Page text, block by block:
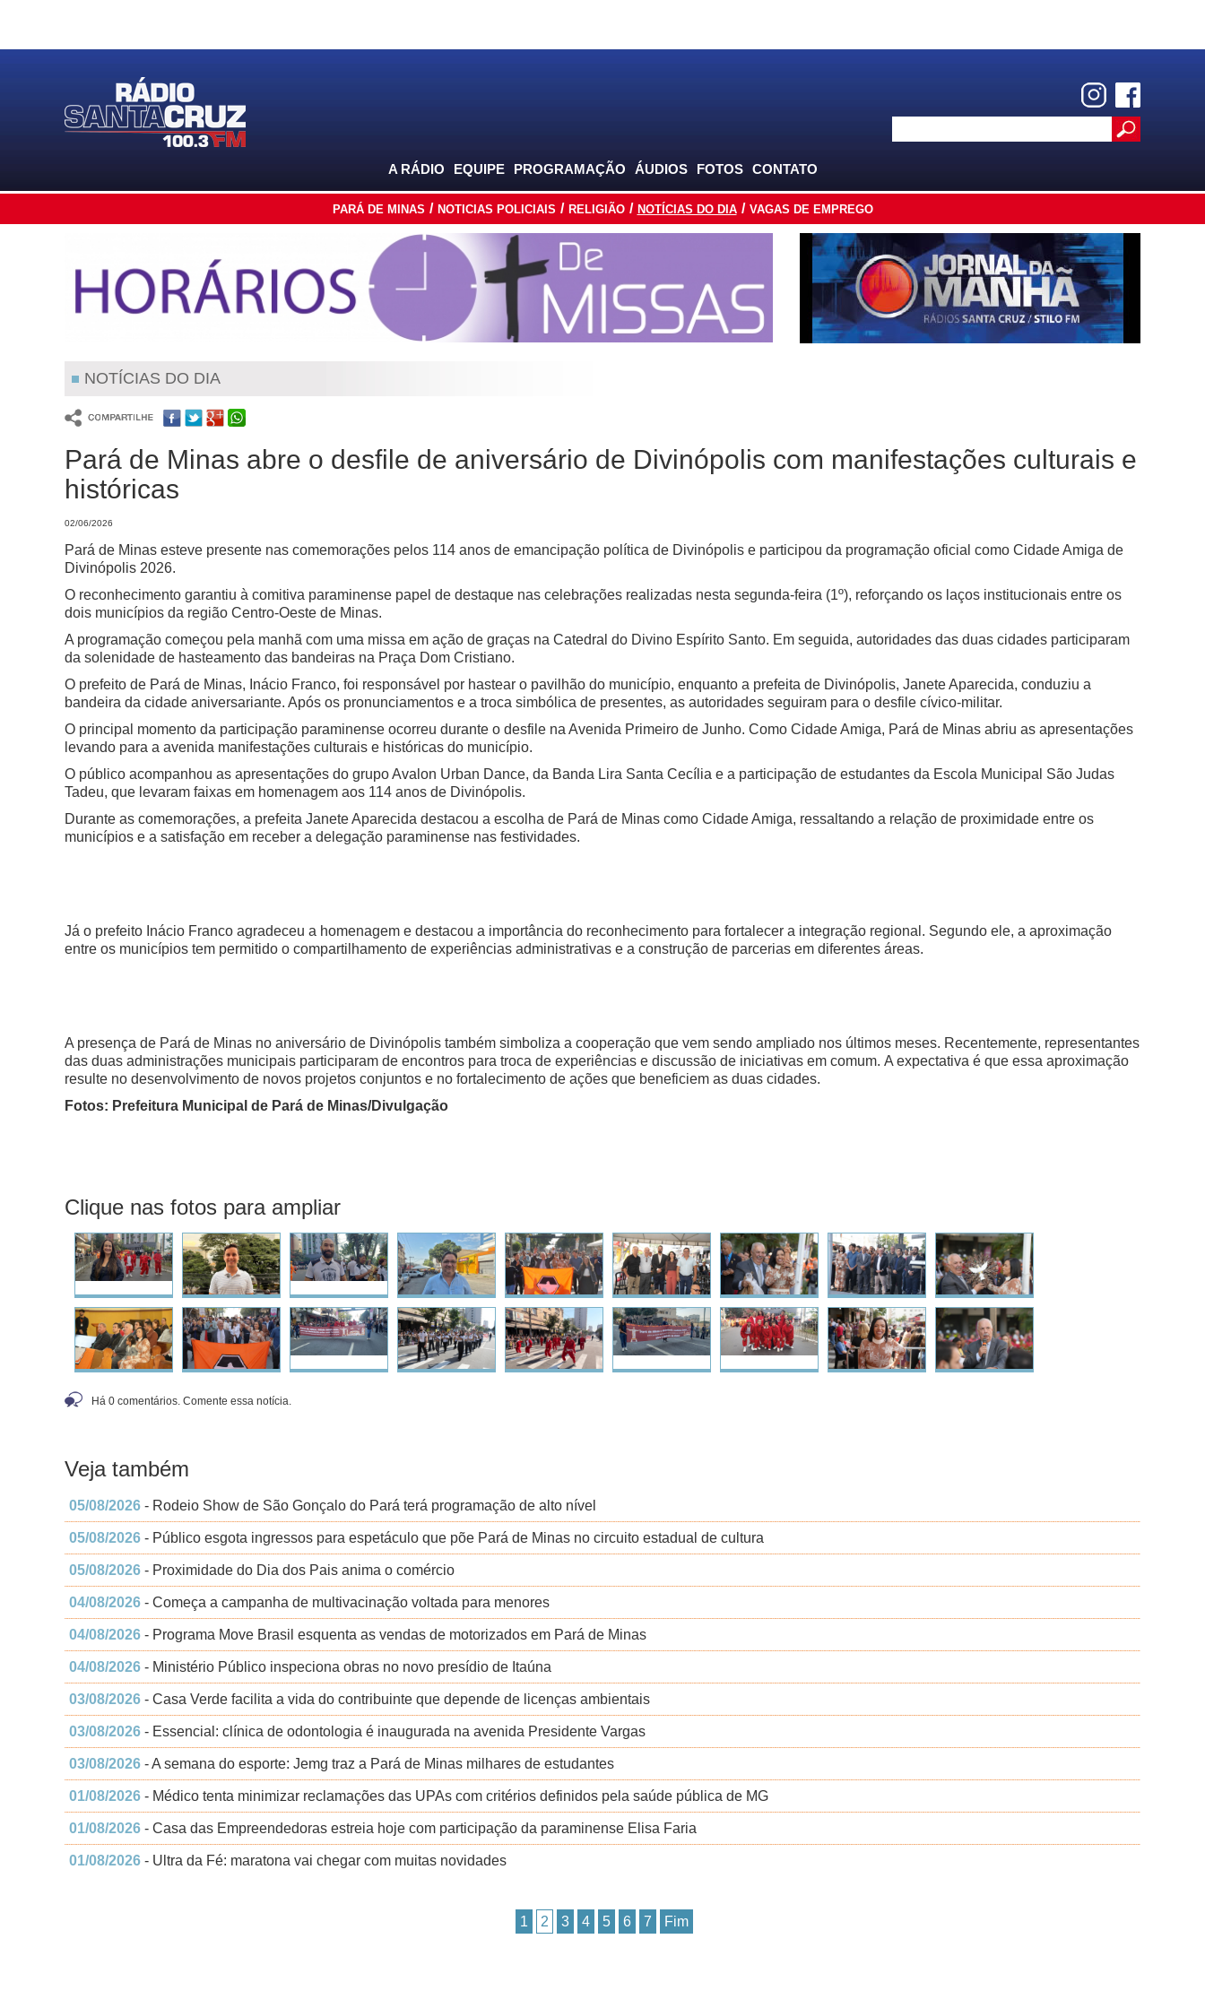
A RÁDIO EQUIPE PROGRAMAÇÃO ÁUDIOS FOTOS CONTATO
PARÁ DE MINAS NOTICIAS POLICIAIS RELIGIÃO NOTÍCIAS DO DIA VAGAS DE EMPREGO
NOTÍCIAS DO DIA
Pará de Minas abre o desfile de aniversário de Divinópolis com manifestações culturais e
históricas
02/06/2026
Pará de Minas esteve presente nas comemorações pelos 114 anos de emancipação política de Divinópolis e participou da programação oficial como Cidade Amiga de
Divinópolis 2026.
O reconhecimento garantiu à comitiva paraminense papel de destaque nas celebrações realizadas nesta segunda-feira (1º), reforçando os laços institucionais entre os
dois municípios da região Centro-Oeste de Minas.
A programação começou pela manhã com uma missa em ação de graças na Catedral do Divino Espírito Santo. Em seguida, autoridades das duas cidades participaram
da solenidade de hasteamento das bandeiras na Praça Dom Cristiano.
O prefeito de Pará de Minas, Inácio Franco, foi responsável por hastear o pavilhão do município, enquanto a prefeita de Divinópolis, Janete Aparecida, conduziu a
bandeira da cidade aniversariante. Após os pronunciamentos e a troca simbólica de presentes, as autoridades seguiram para o desfile cívico-militar.
O principal momento da participação paraminense ocorreu durante o desfile na Avenida Primeiro de Junho. Como Cidade Amiga, Pará de Minas abriu as apresentações
levando para a avenida manifestações culturais e históricas do município.
O público acompanhou as apresentações do grupo Avalon Urban Dance, da Banda Lira Santa Cecília e a participação de estudantes da Escola Municipal São Judas
Tadeu, que levaram faixas em homenagem aos 114 anos de Divinópolis.
Durante as comemorações, a prefeita Janete Aparecida destacou a escolha de Pará de Minas como Cidade Amiga, ressaltando a relação de proximidade entre os
municípios e a satisfação em receber a delegação paraminense nas festividades.
Já o prefeito Inácio Franco agradeceu a homenagem e destacou a importância do reconhecimento para fortalecer a integração regional. Segundo ele, a aproximação
entre os municípios tem permitido o compartilhamento de experiências administrativas e a construção de parcerias em diferentes áreas.
A presença de Pará de Minas no aniversário de Divinópolis também simboliza a cooperação que vem sendo ampliado nos últimos meses. Recentemente, representantes
das duas administrações municipais participaram de encontros para troca de experiências e discussão de iniciativas em comum. A expectativa é que essa aproximação
resulte no desenvolvimento de novos projetos conjuntos e no fortalecimento de ações que beneficiem as duas cidades.
Fotos: Prefeitura Municipal de Pará de Minas/Divulgação
Clique nas fotos para ampliar
Há 0 comentários. Comente essa notícia.
Veja também
05/08/2026 - Rodeio Show de São Gonçalo do Pará terá programação de alto nível
05/08/2026 - Público esgota ingressos para espetáculo que põe Pará de Minas no circuito estadual de cultura
05/08/2026 - Proximidade do Dia dos Pais anima o comércio
04/08/2026 - Começa a campanha de multivacinação voltada para menores
04/08/2026 - Programa Move Brasil esquenta as vendas de motorizados em Pará de Minas
04/08/2026 - Ministério Público inspeciona obras no novo presídio de Itaúna
03/08/2026 - Casa Verde facilita a vida do contribuinte que depende de licenças ambientais
03/08/2026 - Essencial: clínica de odontologia é inaugurada na avenida Presidente Vargas
03/08/2026 - A semana do esporte: Jemg traz a Pará de Minas milhares de estudantes
01/08/2026 - Médico tenta minimizar reclamações das UPAs com critérios definidos pela saúde pública de MG
01/08/2026 - Casa das Empreendedoras estreia hoje com participação da paraminense Elisa Faria
01/08/2026 - Ultra da Fé: maratona vai chegar com muitas novidades
1 2 3 4 5 6 7 Fim